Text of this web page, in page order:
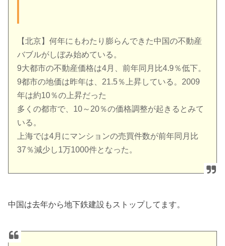
【北京】何年にもわたり膨らんできた中国の不動産
バブルがしぼみ始めている。
9大都市の不動産価格は4月、前年同月比4.9％低下。
9都市の地価は昨年は、21.5％上昇している。2009
年は約10％の上昇だった
多くの都市で、10～20％の価格調整が起きるとみて
いる。
上海では4月にマンションの売買件数が前年同月比
37％減少し1万1000件となった。
中国は去年から地下鉄建設もストップしてます。